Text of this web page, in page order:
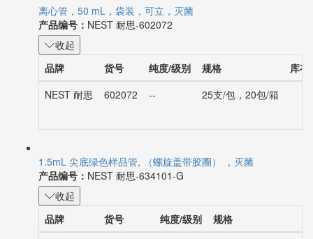
离心管，50 mL，袋装，可立，灭菌
产品编号： NEST 耐思-602072
收起
品牌
货号 纯度/级别 规格
库存
NEST 耐思
602072 -- 25支/包，20包/箱
1.5mL 尖底绿色样品管, （螺旋盖带胶圈） ，灭菌
产品编号： NEST 耐思-634101-G
收起
品牌
货号 纯度/级别
规格